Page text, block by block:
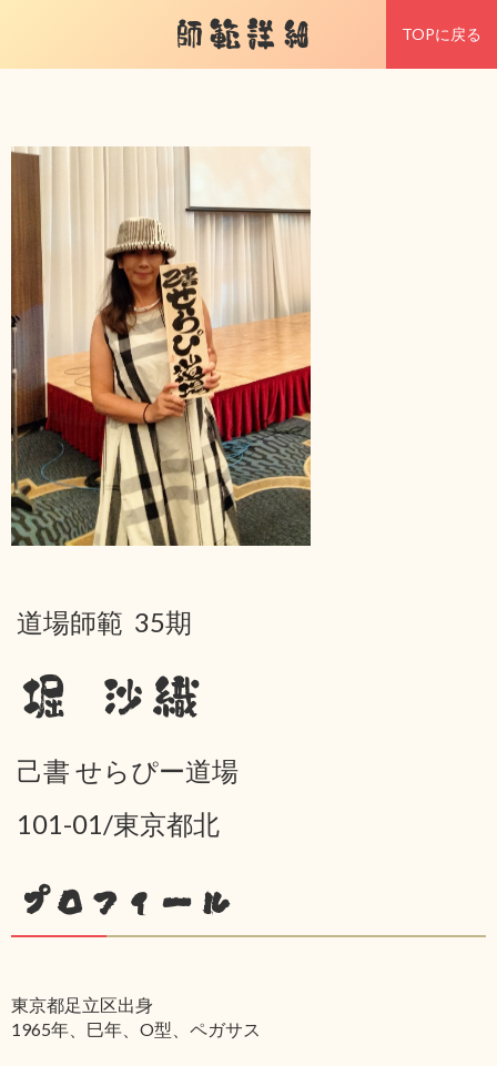
師範詳細 TOPに戻る
道場師範 35期
堀 沙織
己書 せらぴー道場
101-01/東京都北
プロフィール
東京都足立区出身
1965年、巳年、O型、ペガサス